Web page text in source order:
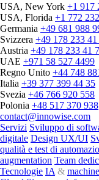
USA, New York +1 917
USA, Florida +1 772
Germania +49 681 988
Svizzera +49 178 233 41
Austria +49 178 233 41
UAE +971 58 527 4499
Regno Unito +44 748
Italia +39 377 399 44 35
Svezia +46 766 920 558
Polonia +48 517 370 938
contact@innowise.com
Servizi Sviluppo di
digitale Design UX/UI
qualità e test di
augmentation Team
Tecnologie IA &